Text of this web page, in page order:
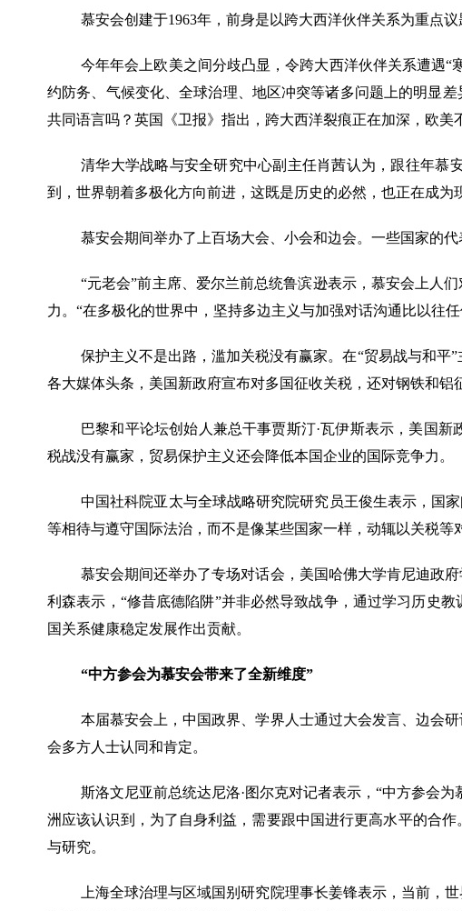
慕安会创建于1963年，前身是以跨大西洋伙伴关系为重点
今年年会上欧美之间分歧凸显，令跨大西洋伙伴关系遭遇“
约防务、气候变化、全球治理、地区冲突等诸多问题上的明显
共同语言吗？英国《卫报》指出，跨大西洋裂痕正在加深，欧
清华大学战略与安全研究中心副主任肖茜认为，跟往年慕
到，世界朝着多极化方向前进，这既是历史的必然，也正在成为
慕安会期间举办了上百场大会、小会和边会。一些国家的
“元老会”前主席、爱尔兰前总统鲁滨逊表示，慕安会上人
力。“在多极化的世界中，坚持多边主义与加强对话沟通比以往任
保护主义不是出路，滥加关税没有赢家。在“贸易战与和平
各大媒体头条，美国新政府宣布对多国征收关税，还对钢铁和铝
巴黎和平论坛创始人兼总干事贾斯汀·瓦伊斯表示，美国新
税战没有赢家，贸易保护主义还会降低本国企业的国际竞争力。
中国社科院亚太与全球战略研究院研究员王俊生表示，国
等相待与遵守国际法治，而不是像某些国家一样，动辄以关税等
慕安会期间还举办了专场对话会，美国哈佛大学肯尼迪政
利森表示， “修昔底德陷阱”并非必然导致战争，通过学习历史
国关系健康稳定发展作出贡献。
“中方参会为慕安会带来了全新维度”
本届慕安会上，中国政界、学界人士通过大会发言、边会
会多方人士认同和肯定。
斯洛文尼亚前总统达尼洛·图尔克对记者表示，“中方参会
洲应该认识到，为了自身利益，需要跟中国进行更高水平的合
与研究。
上海全球治理与区域国别研究院理事长姜锋表示，当前，